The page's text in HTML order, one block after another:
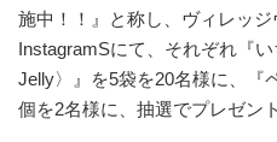
施中！！』と称し、ヴィレッ
InstagramSにて、それぞれ『
Jelly〉』を5袋を20名様に、『
個を2名様に、抽選でプレゼン